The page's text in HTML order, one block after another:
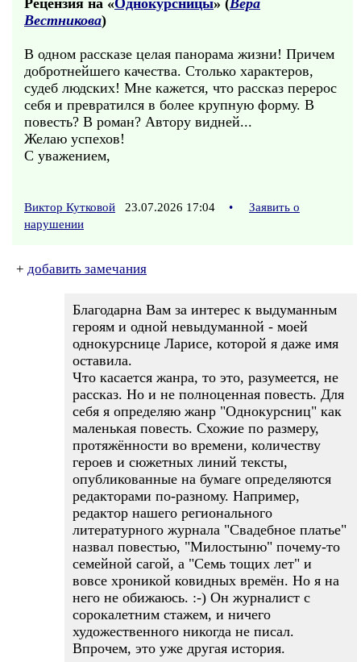
Рецензия на «Однокурсницы» (Вера
Вестникова)
В одном рассказе целая панорама жизни! Причем
добротнейшего качества. Столько характеров,
судеб людских! Мне кажется, что рассказ перерос
себя и превратился в более крупную форму. В
повесть? В роман? Автору видней...
Желаю успехов!
С уважением,
Виктор Кутковой 23.07.2026 17:04 •
Заявить о
нарушении
+ добавить замечания
Благодарна Вам за интерес к выдуманным
героям и одной невыдуманной - моей
однокурснице Ларисе, которой я даже имя
оставила.
Что касается жанра, то это, разумеется, не
рассказ. Но и не полноценная повесть. Для
себя я определяю жанр "Однокурсниц" как
маленькая повесть. Схожие по размеру,
протяжённости во времени, количеству
героев и сюжетных линий тексты,
опубликованные на бумаге определяются
редакторами по-разному. Например,
редактор нашего регионального
литературного журнала "Свадебное платье"
назвал повестью, "Милостыню" почему-то
семейной сагой, а "Семь тощих лет" и
вовсе хроникой ковидных времён. Но я на
него не обижаюсь. :-) Он журналист с
сорокалетним стажем, и ничего
художественного никогда не писал.
Впрочем, это уже другая история.